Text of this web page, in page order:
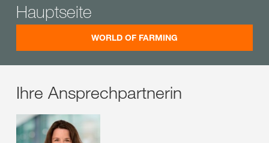
Hauptseite
WORLD OF FARMING
Ihre Ansprechpartnerin